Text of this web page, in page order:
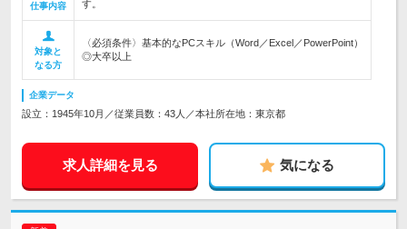
仕事内容
す。
対象と
なる方
〈必須条件〉基本的なPCスキル（Word／Excel／PowerPoint）
◎大卒以上
企業データ
設立：1945年10月／従業員数：43人／本社所在地：東京都
求人詳細を見る 気になる